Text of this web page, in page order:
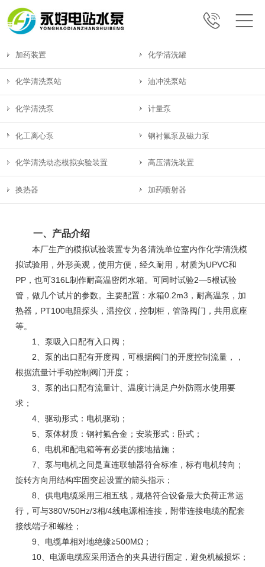
加药装置 化学清洗罐
化学清洗泵站 油冲洗泵站
化学清洗泵 计量泵
化工离心泵 钢衬氟泵及磁力泵
化学清洗动态模拟实验装置 高压清洗装置
换热器 加药喷射器
一、产品介绍
本厂生产的模拟试验装置专为各清洗单位室内作化学清洗模
拟试验用，外形美观，使用方便，经久耐用，材质为UPVC和
PP，也可316L制作耐高温密闭水箱。可同时试验2—5根试验
管，做几个试片的参数。主要配置：水箱0.2m3，耐高温泵，加
热器，PT100电阻探头，温控仪，控制柜，管路阀门，共用底座
等。
1、泵吸入口配有入口阀；
2、泵的出口配有开度阀，可根据阀门的开度控制流量，，
根据流量计手动控制阀门开度；
3、泵的出口配有流量计、温度计满足户外防雨水使用要
求；
4、驱动形式：电机驱动；
5、泵体材质：钢衬氟合金；安装形式：卧式；
6、电机和配电箱等有必要的接地措施；
7、泵与电机之间是直连联轴器符合标准，标有电机转向；
旋转方向用结构牢固突起设置的箭头指示；
8、供电电缆采用三相五线，规格符合设备最大负荷正常运
行，可与380V/50Hz/3相/4线电源相连接，附带连接电缆的配套
接线端子和螺栓；
9、电缆单相对地绝缘≧500MΩ；
10、电源电缆应采用适合的夹具进行固定，避免机械损坏；